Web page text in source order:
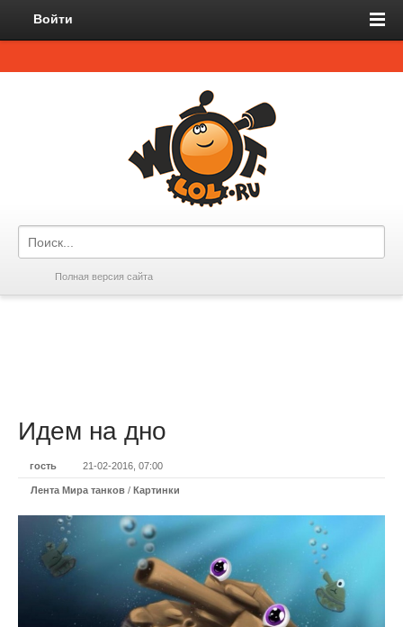
Войти
Полная версия сайта
Идем на дно
гость 21-02-2016, 07:00
Лента Мира танков / Картинки